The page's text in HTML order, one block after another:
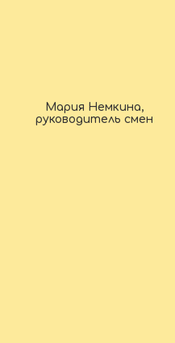
Мария Немкина,
руководитель смен